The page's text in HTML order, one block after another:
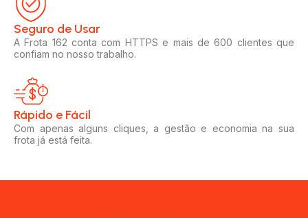
Seguro de Usar​
A Frota 162 conta com HTTPS e mais de 600 clientes que
confiam no nosso trabalho.
Rápido e Fácil​
Com apenas alguns cliques, a gestão e economia na sua
frota já está feita.